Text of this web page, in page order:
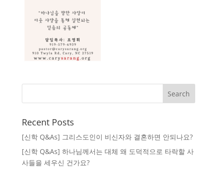
Recent Posts
[신학 Q&As] 그리스도인이 비신자와 결혼하면 안되나요?
[신학 Q&As] 하나님께서는 대체 왜 도덕적으로 타락할 사
사들을 세우신 건가요?